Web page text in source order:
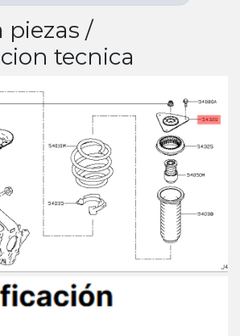
piezas /
tecnica